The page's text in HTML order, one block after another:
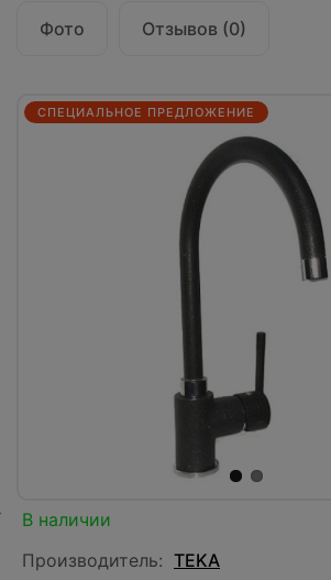
Фото Отзывов (0)
СПЕЦИАЛЬНОЕ ПРЕДЛОЖЕНИЕ
В наличии
Производитель: TEKA